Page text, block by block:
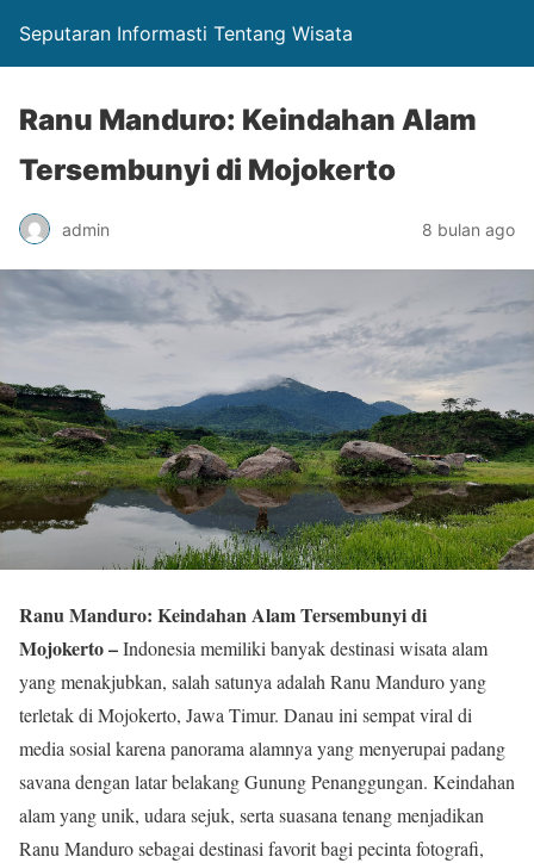
Seputaran Informasti Tentang Wisata
Ranu Manduro: Keindahan Alam
Tersembunyi di Mojokerto
admin 8 bulan ago
Ranu Manduro: Keindahan Alam Tersembunyi di
Mojokerto –Indonesia memiliki banyak destinasi wisata alam
yang menakjubkan, salah satunya adalah Ranu Manduro yang
terletak di Mojokerto, Jawa Timur. Danau ini sempat viral di
media sosial karena panorama alamnya yang menyerupai padang
savana dengan latar belakang Gunung Penanggungan. Keindahan
alam yang unik, udara sejuk, serta suasana tenang menjadikan
Ranu Manduro sebagai destinasi favorit bagi pecinta fotografi,